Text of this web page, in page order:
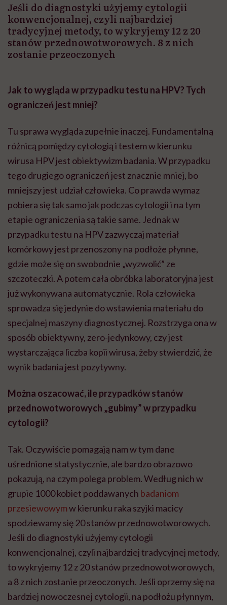
Jeśli do diagnostyki użyjemy cytologii
konwencjonalnej, czyli najbardziej
tradycyjnej metody, to wykryjemy 12 z 20
stanów przednowotworowych. 8 z nich
zostanie przeoczonych
Jak to wygląda w przypadku testu na HPV? Tych
ograniczeń jest mniej?
Tu sprawa wygląda zupełnie inaczej. Fundamentalną
różnicą pomiędzy cytologią i testem w kierunku
wirusa HPV jest obiektywizm badania. W przypadku
tego drugiego ograniczeń jest znacznie mniej, bo
mniejszy jest udział człowieka. Co prawda wymaz
pobiera się tak samo jak podczas cytologii i na tym
etapie ograniczenia są takie same. Jednak w
przypadku testu na HPV zazwyczaj materiał
komórkowy jest przenoszony na podłoże płynne,
gdzie może się on swobodnie „wyzwolić” ze
szczoteczki. A potem cała obróbka laboratoryjna jest
już wykonywana automatycznie. Rola człowieka
sprowadza się jedynie do wstawienia materiału do
specjalnej maszyny diagnostycznej. Rozstrzyga ona w
sposób obiektywny, zero-jedynkowy, czy jest
wystarczająca liczba kopii wirusa, żeby stwierdzić, że
wynik badania jest pozytywny.
Można oszacować, ile przypadków stanów
przednowotworowych „gubimy” w przypadku
cytologii?
Tak. Oczywiście pomagają nam w tym dane
uśrednione statystycznie, ale bardzo obrazowo
pokazują, na czym polega problem. Według nich w
grupie 1000 kobiet poddawanych badaniom
przesiewowymw kierunku raka szyjki macicy
spodziewamy się 20 stanów przednowotworowych.
Jeśli do diagnostyki użyjemy cytologii
konwencjonalnej, czyli najbardziej tradycyjnej metody,
to wykryjemy 12 z 20 stanów przednowotworowych,
a 8 z nich zostanie przeoczonych. Jeśli oprzemy się na
bardziej nowoczesnej cytologii, na podłożu płynnym,